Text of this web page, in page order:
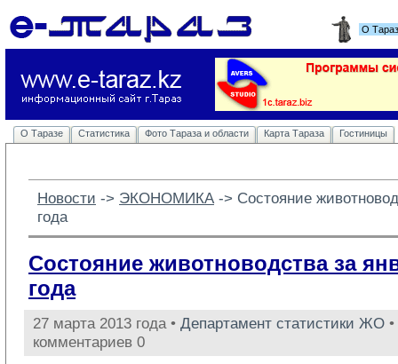
О
О Таразе Статистика Фото Тараза и области Карта Тараза Гостиницы
Новости -> ЭКОНОМИКА -> Состояние
года
Состояние животноводства за
года
27 марта 2013 года • Департамент статистики ЖО
комментариев 0